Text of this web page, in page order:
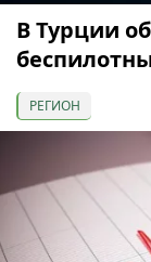
В Турции
РЕГИОН